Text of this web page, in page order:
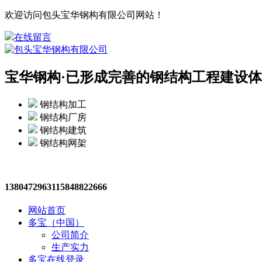
欢迎访问包头宝华钢构有限公司网站！
在线留言
宝华钢构·已形成完善的钢结构工程建设
钢结构加工
钢结构厂房
钢结构建筑
钢结构网架
1380472963115848822666
网站首页
多宝（中国）
公司简介
生产实力
多宝在线登录